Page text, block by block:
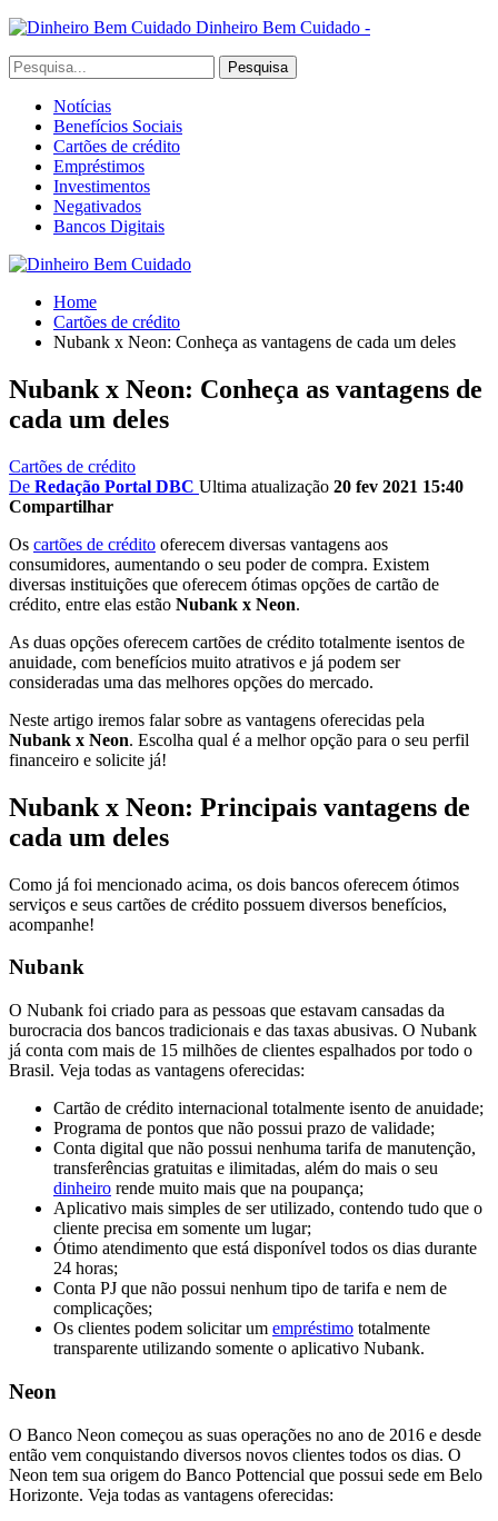
Dinheiro Bem Cuidado -
Notícias
Benefícios Sociais
Cartões de crédito
Empréstimos
Investimentos
Negativados
Bancos Digitais
Home
Cartões de crédito
Nubank x Neon: Conheça as vantagens de cada um deles
Nubank x Neon: Conheça as vantagens de
cada um deles
Cartões de crédito
De Redação Portal DBC Ultima atualização 20 fev 2021 15:40
Compartilhar
Os cartões de crédito oferecem diversas vantagens aos
consumidores, aumentando o seu poder de compra. Existem
diversas instituições que oferecem ótimas opções de cartão de
crédito, entre elas estão Nubank x Neon.
As duas opções oferecem cartões de crédito totalmente isentos de
anuidade, com benefícios muito atrativos e já podem ser
consideradas uma das melhores opções do mercado.
Neste artigo iremos falar sobre as vantagens oferecidas pela
Nubank x Neon. Escolha qual é a melhor opção para o seu perfil
financeiro e solicite já!
Nubank x Neon: Principais vantagens de
cada um deles
Como já foi mencionado acima, os dois bancos oferecem ótimos
serviços e seus cartões de crédito possuem diversos benefícios,
acompanhe!
Nubank
O Nubank foi criado para as pessoas que estavam cansadas da
burocracia dos bancos tradicionais e das taxas abusivas. O Nubank
já conta com mais de 15 milhões de clientes espalhados por todo o
Brasil. Veja todas as vantagens oferecidas:
Cartão de crédito internacional totalmente isento de anuidade;
Programa de pontos que não possui prazo de validade;
Conta digital que não possui nenhuma tarifa de manutenção,
transferências gratuitas e ilimitadas, além do mais o seu
dinheiro rende muito mais que na poupança;
Aplicativo mais simples de ser utilizado, contendo tudo que o
cliente precisa em somente um lugar;
Ótimo atendimento que está disponível todos os dias durante
24 horas;
Conta PJ que não possui nenhum tipo de tarifa e nem de
complicações;
Os clientes podem solicitar um empréstimo totalmente
transparente utilizando somente o aplicativo Nubank.
Neon
O Banco Neon começou as suas operações no ano de 2016 e desde
então vem conquistando diversos novos clientes todos os dias. O
Neon tem sua origem do Banco Pottencial que possui sede em Belo
Horizonte. Veja todas as vantagens oferecidas: